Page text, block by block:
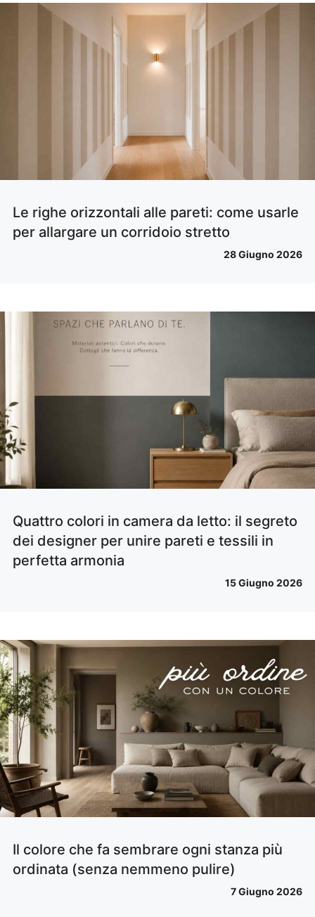
Le righe orizzontali alle pareti: come usarle
per allargare un corridoio stretto
28 Giugno 2026
Quattro colori in camera da letto: il segreto
dei designer per unire pareti e tessili in
perfetta armonia
15 Giugno 2026
Il colore che fa sembrare ogni stanza più
ordinata (senza nemmeno pulire)
7 Giugno 2026